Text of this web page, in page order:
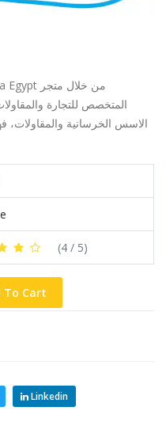
المتخصص للتجارة
الاسس الخرسانية والمقاولات،
(4 / 5)
To Cart
Linkedin